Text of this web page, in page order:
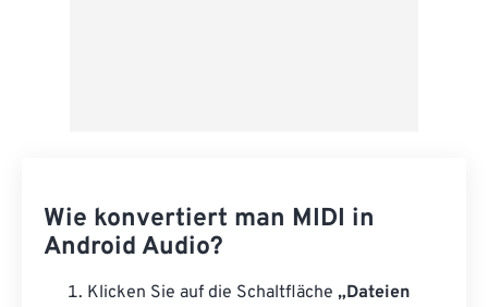
Wie konvertiert man MIDI in
Android Audio?
Klicken Sie auf die Schaltfläche „Dateien